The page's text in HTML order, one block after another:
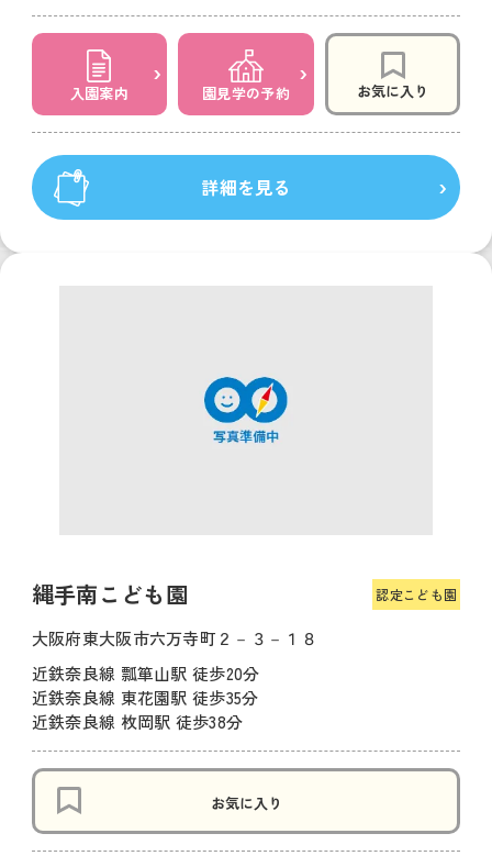
入園案内 園見学の予約 お気に入り
詳細を見る
縄手南こども園 認定こども園
大阪府東大阪市六万寺町２－３－１８
近鉄奈良線 瓢箪山駅 徒歩20分
近鉄奈良線 東花園駅 徒歩35分
近鉄奈良線 枚岡駅 徒歩38分
お気に入り